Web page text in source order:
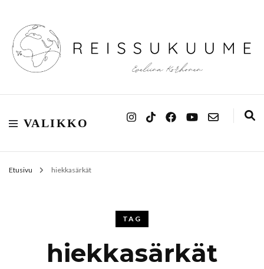
Reissukuume
VALIKKO
Etusivu hiekkasärkät
TAG
hiekkasärkät